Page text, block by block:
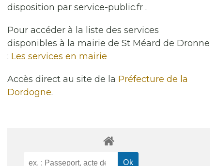
disposition par service-public.fr .
Pour accéder à la liste des services
disponibles à la mairie de St Méard de Dronne
: Les services en mairie
Accès direct au site de la Préfecture de la
Dordogne.